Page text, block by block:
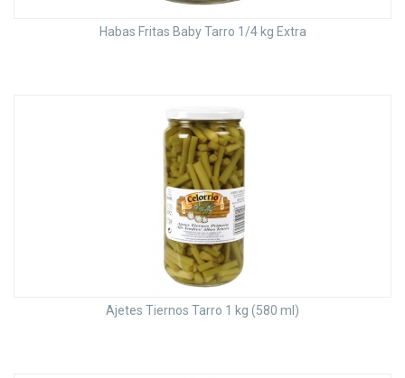
Habas Fritas Baby Tarro 1/4 kg Extra
Ajetes Tiernos Tarro 1 kg (580 ml)